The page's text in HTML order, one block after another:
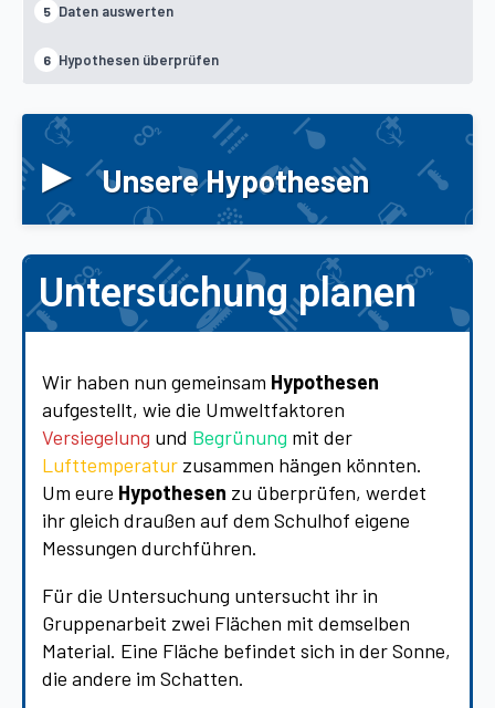
5 Daten auswerten
6 Hypothesen überprüfen
▸ Unsere Hypothesen
Untersuchung planen
Wir haben nun gemeinsam Hypothesen
aufgestellt, wie die Umweltfaktoren
Versiegelung und Begrünung mit der
Lufttemperatur zusammen hängen könnten.
Um eure Hypothesen zu überprüfen, werdet
ihr gleich draußen auf dem Schulhof eigene
Messungen durchführen.
Für die Untersuchung untersucht ihr in
Gruppenarbeit zwei Flächen mit demselben
Material. Eine Fläche befindet sich in der Sonne,
die andere im Schatten.